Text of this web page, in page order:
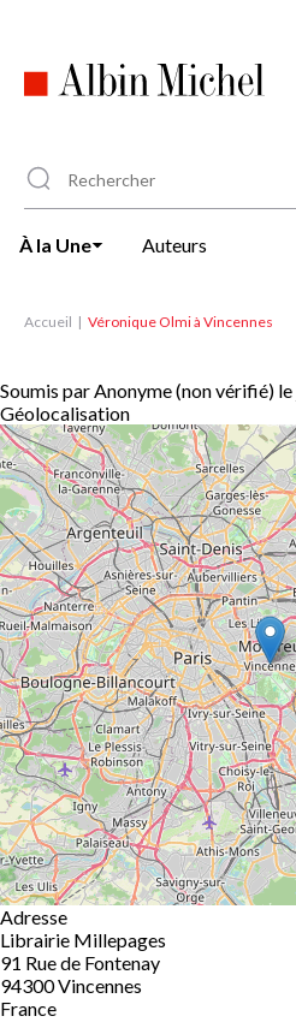
principal
À la Une Auteurs
Accueil Véronique Olmi à Vincennes
Soumis parAnonyme (non vérifié) le
Géolocalisation
Adresse
Librairie Millepages
91 Rue de Fontenay
94300Vincennes
France